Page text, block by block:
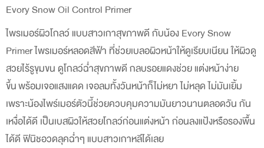
Evory Snow Oil Control Primer
ไพรเมอร์ผิวโกลว์ แบบสาวเกาสุขภาพดี กับน้อง Evory Snow
Primer ไพรเมอร์หลอดสีฟ้า ที่ช่วยเบลอผิวหน้าให้ดูเรียบเนียน ให้ผิวดู
สวยไร้รูขุมขน ดูโกลว์ฉ่ำสุขภาพดี กลบรอยแดงช่วย แต่งหน้าง่าย
ขึ้นพร้อมเจอแสงแดด เจอลมทั้งวันหน้าก็ไม่หยา ไม่หลุด ไม่มันเยิ้ม
เพราะน้องไพร์เมอร์ตัวนี้ช่วยควบคุมความมันยาวนานตลอดวัน กัน
เหงื่อได้ดี เป็นเบสผิวให้สวยโกลว์ก่อนแต่งหน้า ก่อนลงแป้งหรือรองพื้น
ได้ดี ฟินิชอวดลุคฉ่ำๆ แบบสาวเกาหลีได้เลย